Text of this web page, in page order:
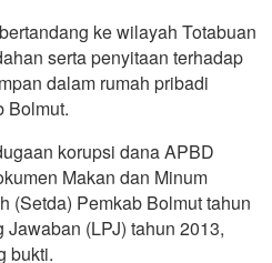
ke wilayah Totabuan
serta penyitaan terhadap
dalam rumah pribadi
Bolmut.
korupsi dana APBD
Makan dan Minum
(Setda) Pemkab Bolmut tahun
(LPJ) tahun 2013,
bukti.